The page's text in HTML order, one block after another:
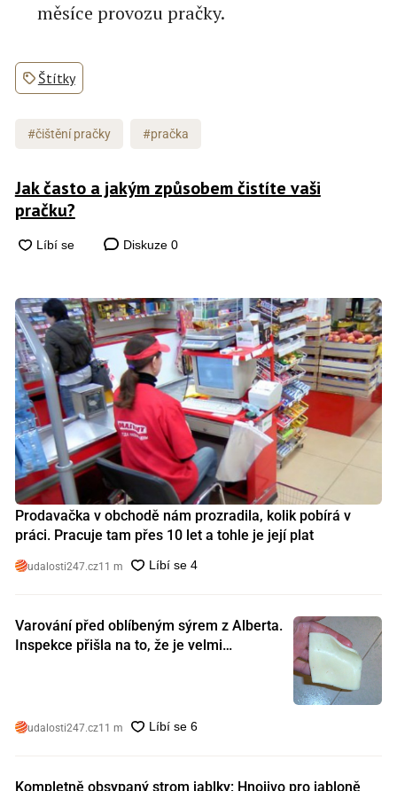
měsíce provozu pračky.
Štítky
#čištění pračky #pračka
Jak často a jakým způsobem čistíte vaši
pračku?
Diskuze 0
Prodavačka v obchodě nám prozradila, kolik pobírá v
práci. Pracuje tam přes 10 let a tohle je její plat
udalosti247.cz11 m
Varování před oblíbeným sýrem z Alberta.
Inspekce přišla na to, že je velmi
udalosti247.cz11 m
Kompletně obsypaný strom jablky: Hnojivo pro jabloně